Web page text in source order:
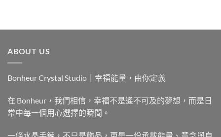
ABOUT US
Bonheur Crystal Studio｜幸福能量，由你定義
在 Bonheur，我們相信，幸福不是遙不可及的夢想，而是日
常中每一個用心選擇的瞬間。